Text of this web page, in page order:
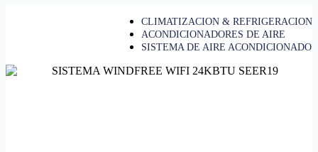
CLIMATIZACION & REFRIGERACION
ACONDICIONADORES DE AIRE
SISTEMA DE AIRE ACONDICIONADO